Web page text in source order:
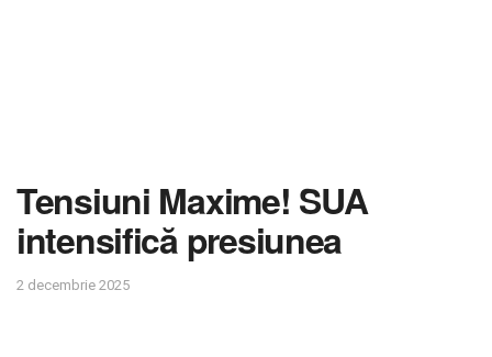
Tensiuni Maxime! SUA
intensifică presiunea
2 decembrie 2025